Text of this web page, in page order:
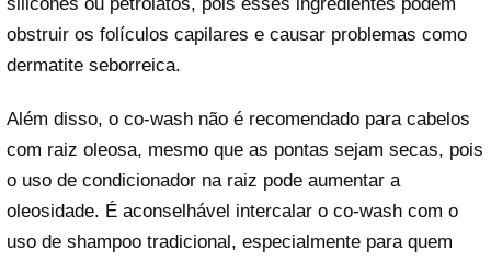
obstruir os folículos capilares e causar problemas como
dermatite seborreica.
Além disso, o co-wash não é recomendado para cabelos
com raiz oleosa, mesmo que as pontas sejam secas, pois
o uso de condicionador na raiz pode aumentar a
oleosidade. É aconselhável intercalar o co-wash com o
uso de shampoo tradicional, especialmente para quem